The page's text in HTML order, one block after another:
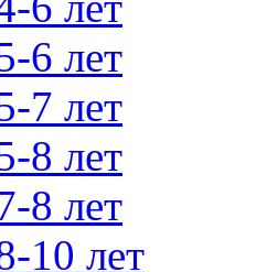
6 лет
7 лет
8 лет
8 лет
10 лет